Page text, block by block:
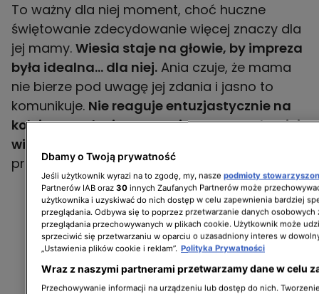
To ważny dla niej moment, choć huczne
świętowanie zdecydowanie więcej znaczy dla
jej mamy. Wiesia staje na głowie, by impreza
była idealna... dla niej. Ania czuje, że mama
nie bierze pod uwagę jej zdania i jasno to
komunikuje. Nie reaguje entuzjastycznie na
kolejne ustalenia, poczynione zresztą bez jej
wiedzy
przestała mieć kwaśną minę.
Dbamy o Twoją prywatność
Jeśli użytkownik wyrazi na to zgodę, my, nasze podmioty
Partnerów IAB oraz 30 innych Zaufanych Partnerów może
użytkownika i uzyskiwać do nich dostęp w celu zapewnienia bardziej
przeglądania. Odbywa się to poprzez przetwarzanie danych osobowych
przeglądania przechowywanych w plikach cookie. Użytkownik może
sprzeciwić się przetwarzaniu w oparciu o uzasadniony interes w
„Ustawienia plików cookie i reklam”. Polityka Prywatności
Wraz z naszymi partnerami przetwarzamy dane w celu
Przechowywanie informacji na urządzeniu lub dostęp do nich.